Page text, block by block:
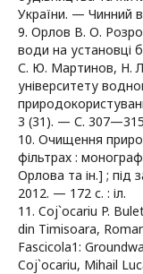
України. — Чинний
9. Орлов В. О.
води на установці
С. Ю. Мартинов, Н.
університету
3 (31). — С.
10. Очищення
фільтрах :
Орлова та ін.] ;
2012. — 172 с. : іл.
11. Coj`ocariu P.
din Timisoara,
Fascicola1:
Coj`ocariu, Mihail